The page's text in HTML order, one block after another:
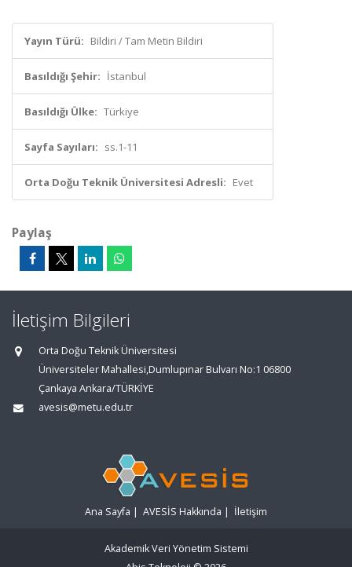
Yayın Türü: Bildiri / Tam Metin Bildiri
Basıldığı Şehir: İstanbul
Basıldığı Ülke: Türkiye
Sayfa Sayıları: ss.1-11
Orta Doğu Teknik Üniversitesi Adresli: Evet
Paylaş
İletişim Bilgileri
Orta Doğu Teknik Üniversitesi
Üniversiteler Mahallesi,Dumlupınar Bulvarı No:1 06800
Çankaya Ankara/TÜRKİYE
avesis@metu.edu.tr
Ana Sayfa | AVESİS Hakkında | İletişim
Akademik Veri Yönetim Sistemi